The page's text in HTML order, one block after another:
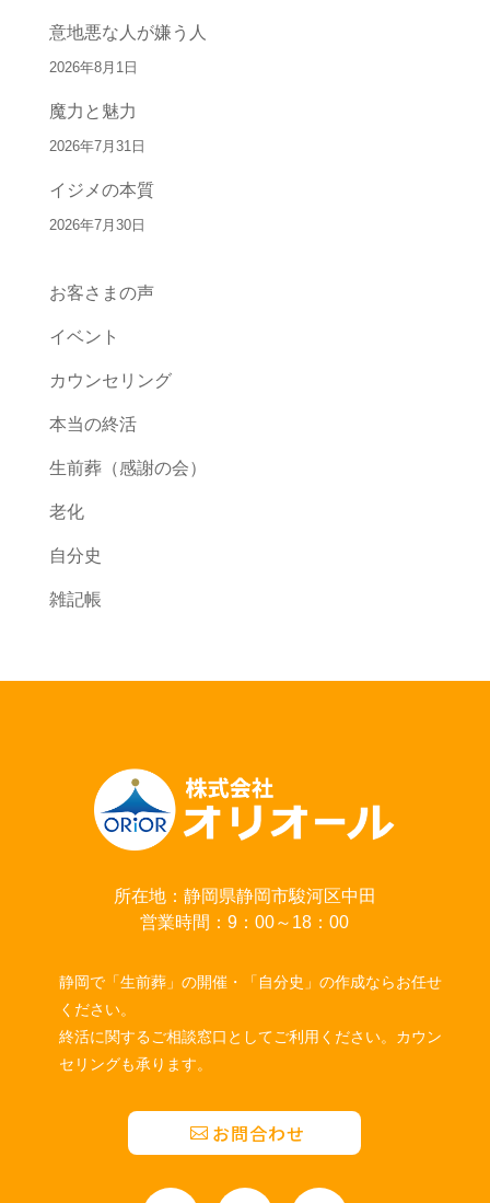
意地悪な人が嫌う人
2026年8月1日
魔力と魅力
2026年7月31日
イジメの本質
2026年7月30日
お客さまの声
イベント
カウンセリング
本当の終活
生前葬（感謝の会）
老化
自分史
雑記帳
所在地：静岡県静岡市駿河区中田
営業時間：9：00～18：00
静岡で「生前葬」の開催・「自分史」の作成ならお任せ
ください。
終活に関するご相談窓口としてご利用ください。カウン
セリングも承ります。
お問合わせ